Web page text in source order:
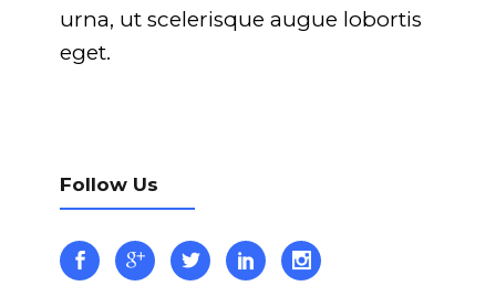
urna, ut scelerisque augue lobortis
eget.
Follow Us